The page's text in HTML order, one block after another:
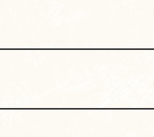
フまでご相談ください。